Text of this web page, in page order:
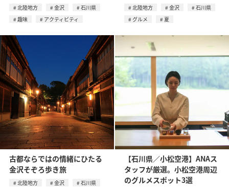
北陸地方 金沢
石川県
趣味
アクティビティ
北陸地方 金沢
石川県
グルメ
夏
古都ならではの情緒にひたる
金沢そぞろ歩き旅
北陸地方 金沢
石川県
【石川県／小松空港】ANAス
タッフが厳選。小松空港周辺
のグルメスポット3選